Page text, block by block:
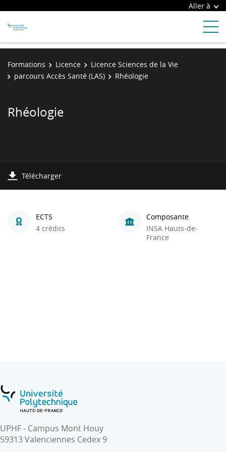
Aller à
Formations Licence
Licence Sciences de la Vie
parcours Accès Santé (LAS)
Rhéologie
Rhéologie
Télécharger
ECTS
4 crédits
Composante
INSA Hauts-de-
France
UPHF - Campus Mont Houy
59313 Valenciennes Cedex 9